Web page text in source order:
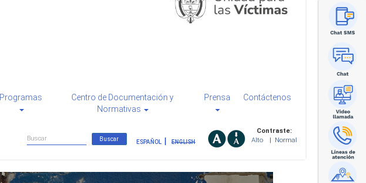
Programas
Centro de Documentación y
Normativas
Prensa Contáctenos
Contraste:
Alto
Normal
ESPAÑOL ENGLISH
Formulario
de
búsqueda